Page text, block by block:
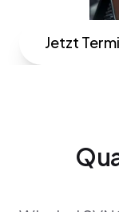
Jetzt